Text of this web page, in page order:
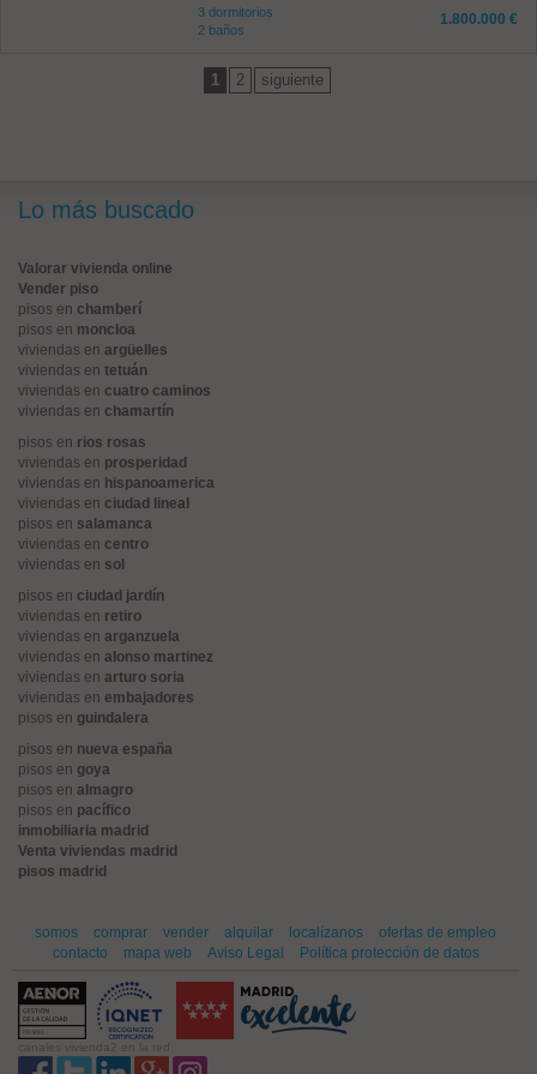
3 dormitorios
2 baños
1.800.000 €
1 2 siguiente
Lo más buscado
Valorar vivienda online
Vender piso
pisos en chamberí
pisos en moncloa
viviendas en argüelles
viviendas en tetuán
viviendas en cuatro caminos
viviendas en chamartín
pisos en rios rosas
viviendas en prosperidad
viviendas en hispanoamerica
viviendas en ciudad lineal
pisos en salamanca
viviendas en centro
viviendas en sol
pisos en ciudad jardín
viviendas en retiro
viviendas en arganzuela
viviendas en alonso martinez
viviendas en arturo soria
viviendas en embajadores
pisos en guindalera
pisos en nueva españa
pisos en goya
pisos en almagro
pisos en pacífico
inmobiliaria madrid
Venta viviendas madrid
pisos madrid
somos comprar vender alquilar localízanos
ofertas de empleo
contacto
mapa web Aviso Legal Política protección de datos
canales vivienda2 en la red